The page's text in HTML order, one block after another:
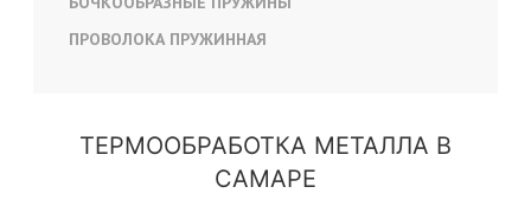
ПРОВОЛОКА ПРУЖИННАЯ
ТЕРМООБРАБОТКА МЕТАЛЛА В
САМАРЕ